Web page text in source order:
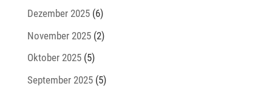
Dezember 2025(6)
November 2025(2)
Oktober 2025(5)
September 2025(5)